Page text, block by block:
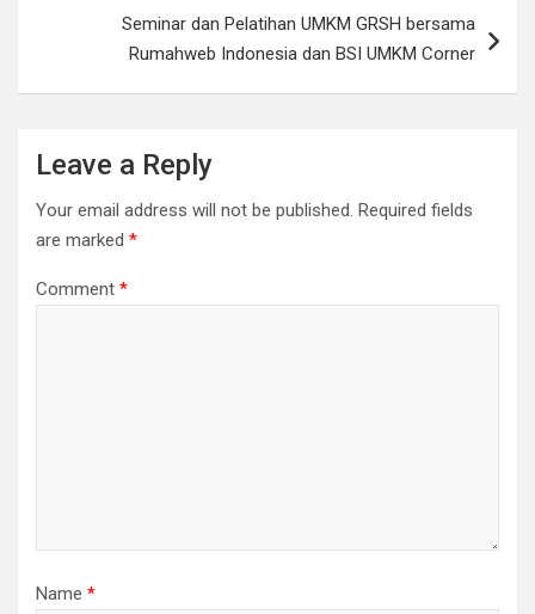
Seminar dan Pelatihan UMKM GRSH bersama
Rumahweb Indonesia dan BSI UMKM Corner
Leave a Reply
Your email address will not be published. Required fields
are marked *
Comment *
Name *